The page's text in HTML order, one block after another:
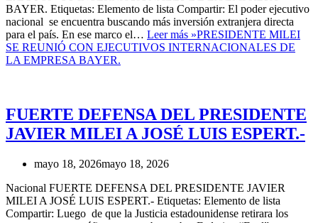
BAYER. Etiquetas: Elemento de lista Compartir: El poder ejecutivo
nacional se encuentra buscando más inversión extranjera directa
para el país. En ese marco el… Leer más »PRESIDENTE MILEI
SE REUNIÓ CON EJECUTIVOS INTERNACIONALES DE
LA EMPRESA BAYER.
FUERTE DEFENSA DEL PRESIDENTE
JAVIER MILEI A JOSÉ LUIS ESPERT.-
mayo 18, 2026mayo 18, 2026
Nacional FUERTE DEFENSA DEL PRESIDENTE JAVIER
MILEI A JOSÉ LUIS ESPERT.- Etiquetas: Elemento de lista
Compartir: Luego de que la Justicia estadounidense retirara los